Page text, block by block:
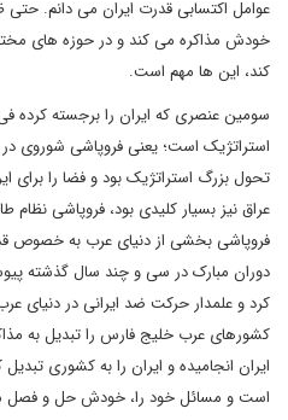
عوامل اکتسابی قدرت ایران می دانم. حتی
خودش مذاکره می کند و در حوزه های
کند، این ها مهم است.
سومین عنصری که ایران را برجسته کرده
تحول بزرگ استراتژیک بود و فضا را برای
عراق نیز بسیار کلیدی بود، فروپاشی نظام
فروپاشی بخشی از دنیای عرب به خصوص
دوران مبارک در سی و چند سال گذشته
کرد و علمدار حرکت ضد ایرانی در دنیای
کشورهای عرب خلیج فارس را تبدیل به
ایران انجامیده و ایران را به کشوری
است و مسائل خود را، خودش حل و فصل